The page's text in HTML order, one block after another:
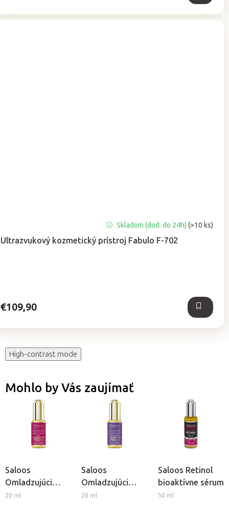
Ultrazvukový kozmetický prístroj Fabulo F-702
hodnotenie
produktu
Skladom (dod. do 24h)(>10 ks)
€109,90
High-contrast mode
Mohlo by Vás zaujímať
Saloos
Omladzujúci
elixír 100% Bio
20 ml
Saloos
Omladzujúci
elixír 100% Bio
20 ml
Saloos Retinol
bioaktívne sérum
50 ml